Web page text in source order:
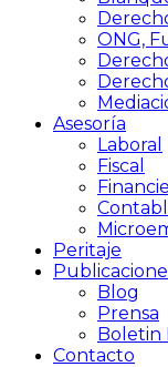
ONG,
Asesoría
Laboral
Fiscal
Peritaje
Blog
Prensa
Boletin
Contacto